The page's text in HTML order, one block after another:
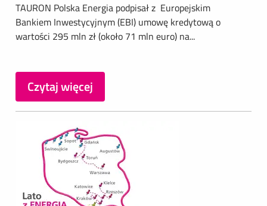
TAURON Polska Energia podpisał z Europejskim
Bankiem Inwestycyjnym (EBI) umowę kredytową o
wartości 295 mln zł (około 71 mln euro) na...
Czytaj więcej